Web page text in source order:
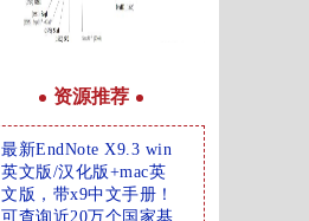
资源推荐
最新EndNote X9.3 win
英文版/汉化版+mac英
文版，带x9中文手册！
可查询近20万个国家基